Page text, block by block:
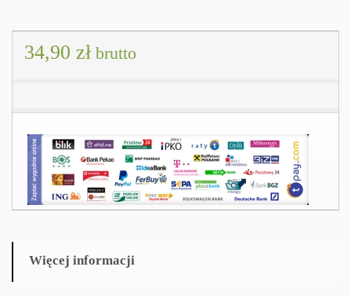
34,90 zł brutto
Więcej informacji